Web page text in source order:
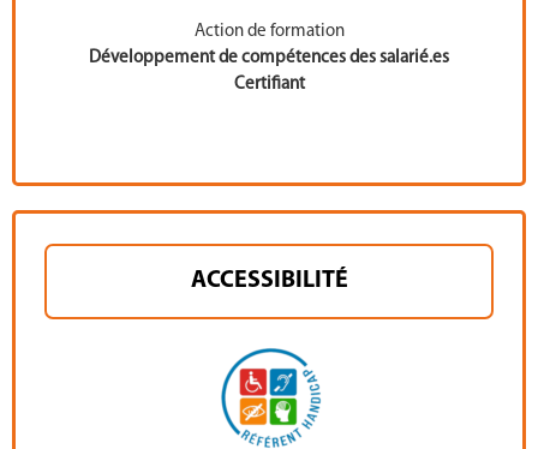
Action de formation
Développement de compétences des salarié.es
Certifiant
ACCESSIBILITÉ